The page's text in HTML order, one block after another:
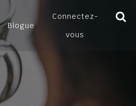
Connectez-
vous
Blogue